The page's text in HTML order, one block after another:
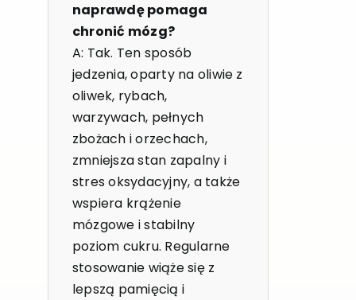
naprawdę pomaga
chronić mózg?
A: Tak. Ten sposób
jedzenia, oparty na oliwie z
oliwek, rybach,
warzywach, pełnych
zbożach i orzechach,
zmniejsza stan zapalny i
stres oksydacyjny, a także
wspiera krążenie
mózgowe i stabilny
poziom cukru. Regularne
stosowanie wiąże się z
lepszą pamięcią i